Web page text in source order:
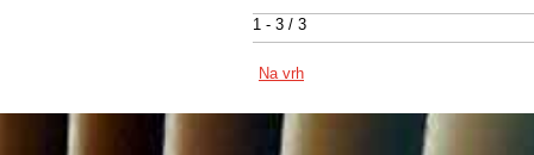
1 - 3 / 3
Na vrh